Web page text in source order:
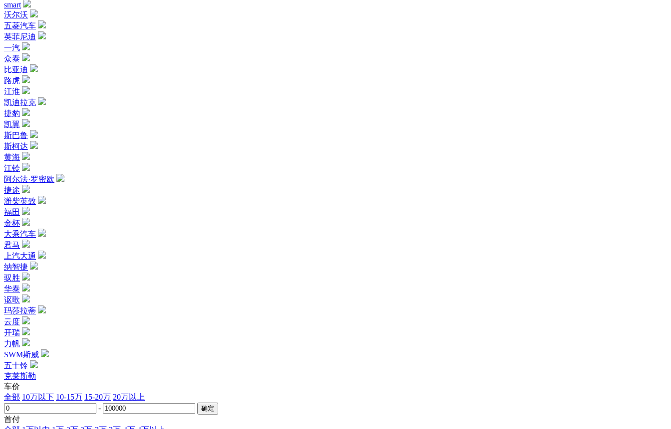
smart
沃尔沃
五菱汽车
英菲尼迪
一汽
众泰
比亚迪
路虎
江淮
凯迪拉克
捷豹
凯翼
斯巴鲁
斯柯达
黄海
江铃
阿尔法·罗密欧
捷途
潍柴英致
福田
金杯
大乘汽车
君马
上汽大通
纳智捷
驭胜
华泰
讴歌
玛莎拉蒂
云度
开瑞
力帆
SWM斯威
五十铃
克莱斯勒
车价
全部 10万以下 10-15万 15-20万 20万以上
-
首付